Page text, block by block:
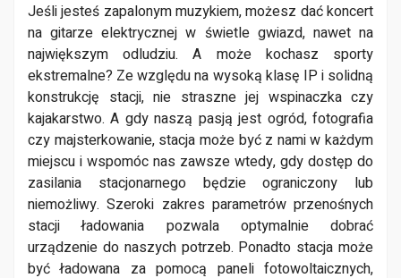
Jeśli jesteś zapalonym muzykiem, możesz dać koncert
na gitarze elektrycznej w świetle gwiazd, nawet na
największym odludziu. A może kochasz sporty
ekstremalne? Ze względu na wysoką klasę IP i solidną
konstrukcję stacji, nie straszne jej wspinaczka czy
kajakarstwo. A gdy naszą pasją jest ogród, fotografia
czy majsterkowanie, stacja może być z nami w każdym
miejscu i wspomóc nas zawsze wtedy, gdy dostęp do
zasilania stacjonarnego będzie ograniczony lub
niemożliwy. Szeroki zakres parametrów przenośnych
stacji ładowania pozwala optymalnie dobrać
urządzenie do naszych potrzeb. Ponadto stacja może
być ładowana za pomocą paneli fotowoltaicznych,